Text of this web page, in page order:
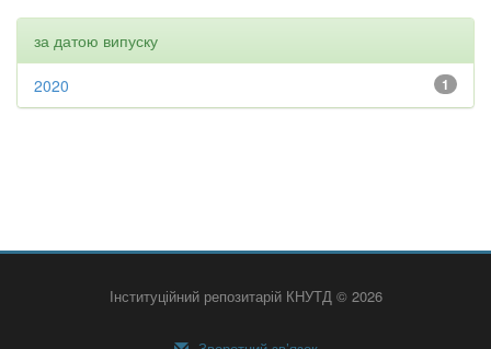
за датою випуску
1
2020
Інституційний репозитарій КНУТД © 2026